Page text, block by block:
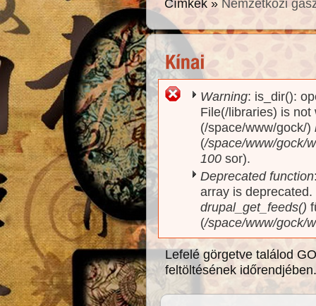
Címkék » Nemzetközi
Hibaüzenet
Warning: is_dir():
File(/libraries) is
(/space/www/gock/)
(/space/www/gock/
100 sor).
Deprecated function
array is
drupal_get_feeds()
(/space/www/gock/
Lefelé görgetve találod
feltöltésének időrendjében.